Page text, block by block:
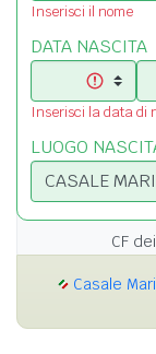
Inserisci il nome
DATA NASCITA
Inserisci la data di
LUOGO
CF dei
Casale